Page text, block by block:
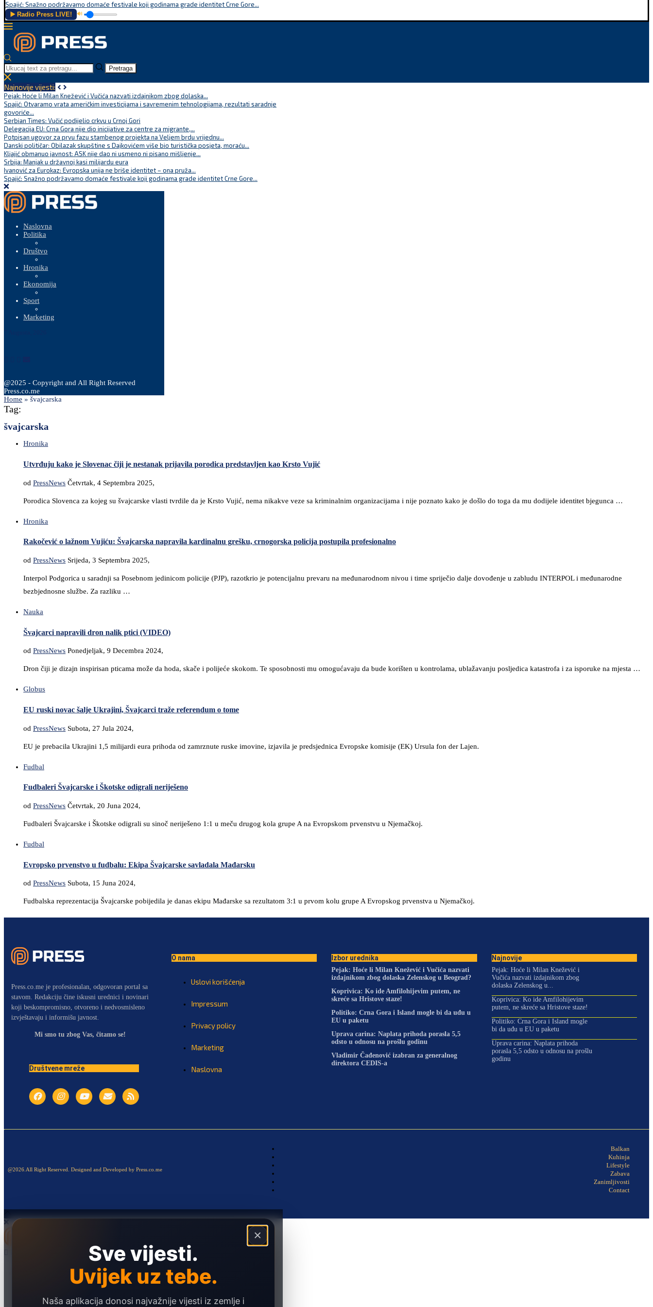
Spajić: Snažno podržavamo domaće festivale koji godinama grade identitet Crne Gore...
▶️ Radio Press LIVE! 🔊
Pretraga
Najnovije vijesti:
Pejak: Hoće li Milan Knežević i Vučića nazvati izdajnikom zbog dolaska...
Spajić: Otvaramo vrata američkim investicijama i savremenim tehnologijama, rezultati saradnje
govoriće...
Serbian Times: Vučić podijelio crkvu u Crnoj Gori
Delegacija EU: Crna Gora nije dio inicijative za centre za migrante,...
Potpisan ugovor za prvu fazu stambenog projekta na Veljem brdu vrijednu...
Danski političar: Obilazak skupštine s Dajkovićem više bio turistička posjeta, moraću...
Kljajić obmanuo javnost: ASK nije dao ni usmeno ni pisano mišljenje...
Srbija: Manjak u državnoj kasi milijardu eura
Ivanović za Eurokaz: Evropska unija ne briše identitet – ona pruža...
Spajić: Snažno podržavamo domaće festivale koji godinama grade identitet Crne Gore...
Naslovna
Politika
Društvo
Hronika
Ekonomija
Sport
Marketing
@2025 - Copyright and All Right Reserved
Press.co.me
Home » švajcarska
Tag:
švajcarska
Hronika
Utvrđuju kako je Slovenac čiji je nestanak prijavila porodica predstavljen kao Krsto Vujić
od PressNews Četvrtak, 4 Septembra 2025,
Porodica Slovenca za kojeg su švajcarske vlasti tvrdile da je Krsto Vujić, nema nikakve veze sa kriminalnim organizacijama i nije poznato kako je došlo do toga da mu dodijele identitet bjegunca …
Hronika
Rakočević o lažnom Vujiću: Švajcarska napravila kardinalnu grešku, crnogorska policija postupila profesionalno
od PressNews Srijeda, 3 Septembra 2025,
Interpol Podgorica u saradnji sa Posebnom jedinicom policije (PJP), razotkrio je potencijalnu prevaru na međunarodnom nivou i time spriječio dalje dovođenje u zabludu INTERPOL i međunarodne
bezbjednosne službe. Za razliku …
Nauka
Švajcarci napravili dron nalik ptici (VIDEO)
od PressNews Ponedjeljak, 9 Decembra 2024,
Dron čiji je dizajn inspirisan pticama može da hoda, skače i polijeće skokom. Te sposobnosti mu omogućavaju da bude korišten u kontrolama, ublažavanju posljedica katastrofa i za isporuke na mjesta …
Globus
EU ruski novac šalje Ukrajini, Švajcarci traže referendum o tome
od PressNews Subota, 27 Jula 2024,
EU je prebacila Ukrajini 1,5 milijardi eura prihoda od zamrznute ruske imovine, izjavila je predsjednica Evropske komisije (EK) Ursula fon der Lajen.
Fudbal
Fudbaleri Švajcarske i Škotske odigrali neriješeno
od PressNews Četvrtak, 20 Juna 2024,
Fudbaleri Švajcarske i Škotske odigrali su sinoč neriješeno 1:1 u meču drugog kola grupe A na Evropskom prvenstvu u Njemačkoj.
Fudbal
Evropsko prvenstvo u fudbalu: Ekipa Švajcarske savladala Mađarsku
od PressNews Subota, 15 Juna 2024,
Fudbalska reprezentacija Švajcarske pobijedila je danas ekipu Mađarske sa rezultatom 3:1 u prvom kolu grupe A Evropskog prvenstva u Njemačkoj.
Press.co.me je profesionalan, odgovoran portal sa
stavom. Redakciju čine iskusni urednici i novinari
koji beskompromisno, otvoreno i nedvosmisleno
izvještavaju i informišu javnost.
Mi smo tu zbog Vas, čitamo se!
Društvene mreže
O nama
Uslovi korišćenja
Impressum
Privacy policy
Marketing
Naslovna
Izbor urednika
Pejak: Hoće li Milan Knežević i Vučića nazvati
izdajnikom zbog dolaska Zelenskog u Beograd?
Koprivica: Ko ide Amfilohijevim putem, ne
skreće sa Hristove staze!
Politiko: Crna Gora i Island mogle bi da uđu u
EU u paketu
Uprava carina: Naplata prihoda porasla 5,5
odsto u odnosu na prošlu godinu
Vladimir Čađenović izabran za generalnog
direktora CEDIS-a
Najnovije
Pejak: Hoće li Milan Knežević i
Vučića nazvati izdajnikom zbog
dolaska Zelenskog u...
Koprivica: Ko ide Amfilohijevim
putem, ne skreće sa Hristove staze!
Politiko: Crna Gora i Island mogle
bi da uđu u EU u paketu
Uprava carina: Naplata prihoda
porasla 5,5 odsto u odnosu na prošlu
godinu
@2026.All Right Reserved. Designed and Developed by Press.co.me
Balkan
Kuhinja
Lifestyle
Zabava
Zanimljivosti
Contact
×
Sve vijesti.
Uvijek uz tebe.
Naša aplikacija donosi najvažnije vijesti iz zemlje i